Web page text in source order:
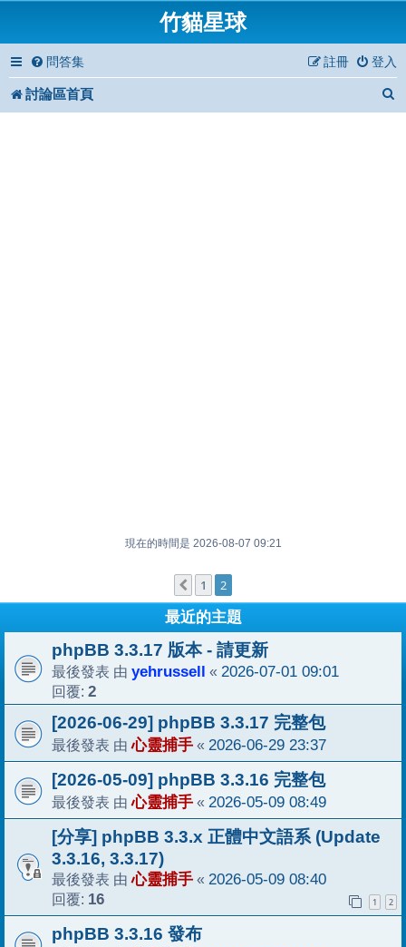
竹貓星球
問答集 登入
註冊
討論區首頁
現在的時間是 2026-08-07 09:21
上一頁
1 2
最近的主題
phpBB 3.3.17 版本 - 請更新
最後發表 由 yehrussell « 2026-07-01 09:01
回覆: 2
[2026-06-29] phpBB 3.3.17 完整包
最後發表 由心靈捕手 « 2026-06-29 23:37
[2026-05-09] phpBB 3.3.16 完整包
最後發表 由心靈捕手 « 2026-05-09 08:49
[分享] phpBB 3.3.x 正體中文語系 (Update
3.3.16, 3.3.17)
最後發表 由心靈捕手 « 2026-05-09 08:40
回覆: 16 1 2
phpBB 3.3.16 發布